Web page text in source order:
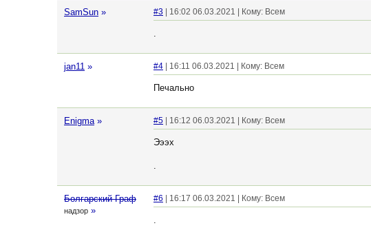
SamSun » #3 | 16:02 06.03.2021 | Кому: Всем
.
jan11 » #4 | 16:11 06.03.2021 | Кому: Всем
Печально
Enigma » #5 | 16:12 06.03.2021 | Кому: Всем
Эээх
.
Болгарский Граф
надзор »
#6 | 16:17 06.03.2021 | Кому: Всем
.